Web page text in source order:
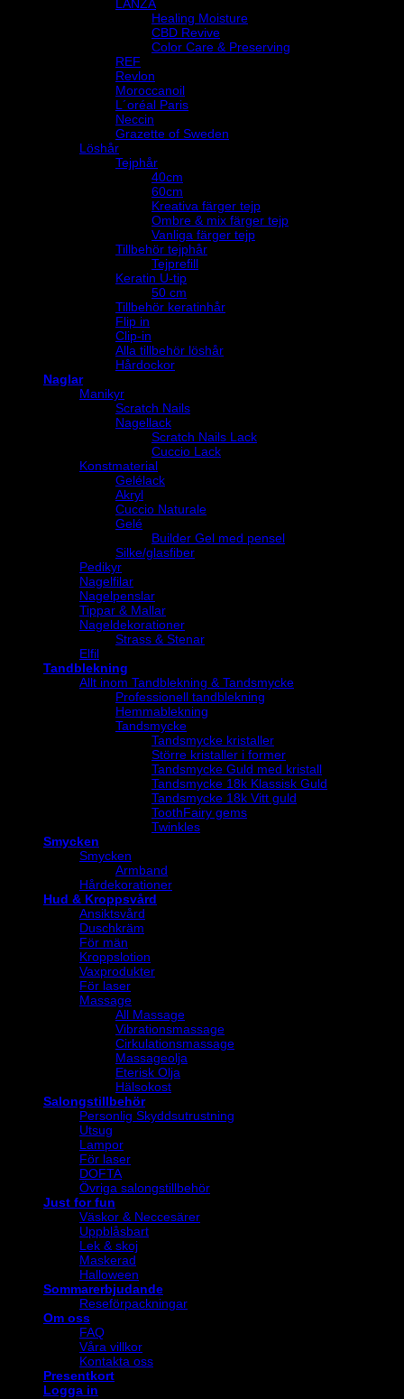
LANZA
Healing Moisture
CBD Revive
Color Care & Preserving
REF
Revlon
Moroccanoil
L´oréal Paris
Neccin
Grazette of Sweden
Löshår
Tejphår
40cm
60cm
Kreativa färger tejp
Ombre & mix färger tejp
Vanliga färger tejp
Tillbehör tejphår
Tejprefill
Keratin U-tip
50 cm
Tillbehör keratinhår
Flip in
Clip-in
Alla tillbehör löshår
Hårdockor
Naglar
Manikyr
Scratch Nails
Nagellack
Scratch Nails Lack
Cuccio Lack
Konstmaterial
Gelélack
Akryl
Cuccio Naturale
Gelé
Builder Gel med pensel
Silke/glasfiber
Pedikyr
Nagelfilar
Nagelpenslar
Tippar & Mallar
Nageldekorationer
Strass & Stenar
Elfil
Tandblekning
Allt inom Tandblekning & Tandsmycke
Professionell tandblekning
Hemmablekning
Tandsmycke
Tandsmycke kristaller
Större kristaller i former
Tandsmycke Guld med kristall
Tandsmycke 18k Klassisk Guld
Tandsmycke 18k Vitt guld
ToothFairy gems
Twinkles
Smycken
Smycken
Armband
Hårdekorationer
Hud & Kroppsvård
Ansiktsvård
Duschkräm
För män
Kroppslotion
Vaxprodukter
För laser
Massage
All Massage
Vibrationsmassage
Cirkulationsmassage
Massageolja
Eterisk Olja
Hälsokost
Salongstillbehör
Personlig Skyddsutrustning
Utsug
Lampor
För laser
DOFTA
Övriga salongstillbehör
Just for fun
Väskor & Neccesärer
Uppblåsbart
Lek & skoj
Maskerad
Halloween
Sommarerbjudande
Reseförpackningar
Om oss
FAQ
Våra villkor
Kontakta oss
Presentkort
Logga in